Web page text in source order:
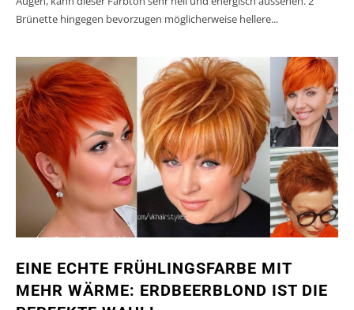
Brünette hingegen bevorzugen möglicherweise hellere...
EINE ECHTE FRÜHLINGSFARBE MIT
MEHR WÄRME: ERDBEERBLOND IST DIE